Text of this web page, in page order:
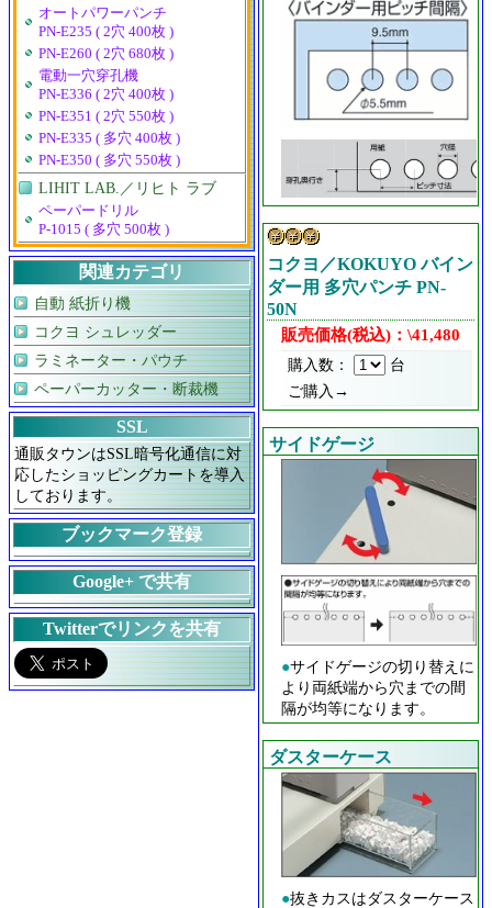
コクヨ／KOKUYO バイン
ダー用 多穴パンチ PN-
50N
販売価格(税込)：\41,480
購入数：
台
ご購入→
サイドゲージ
●サイドゲージの切り替えに
より両紙端から穴までの間
隔が均等になります。
ダスターケース
●抜きカスはダスターケース
オートパワーパンチ
PN-E235 ( 2穴 400枚 )
PN-E260 ( 2穴 680枚 )
電動一穴穿孔機
PN-E336 ( 2穴 400枚 )
PN-E351 ( 2穴 550枚 )
PN-E335 ( 多穴 400枚 )
PN-E350 ( 多穴 550枚 )
LIHIT LAB.／リヒト ラブ
ペーパードリル
P-1015 ( 多穴 500枚 )
関連カテゴリ
自動 紙折り機
コクヨ シュレッダー
ラミネーター・パウチ
ペーパーカッター・断裁機
SSL
通販タウンはSSL暗号化通信に対
応したショッピングカートを導入
しております。
ブックマーク登録
Google+ で共有
Twitterでリンクを共有